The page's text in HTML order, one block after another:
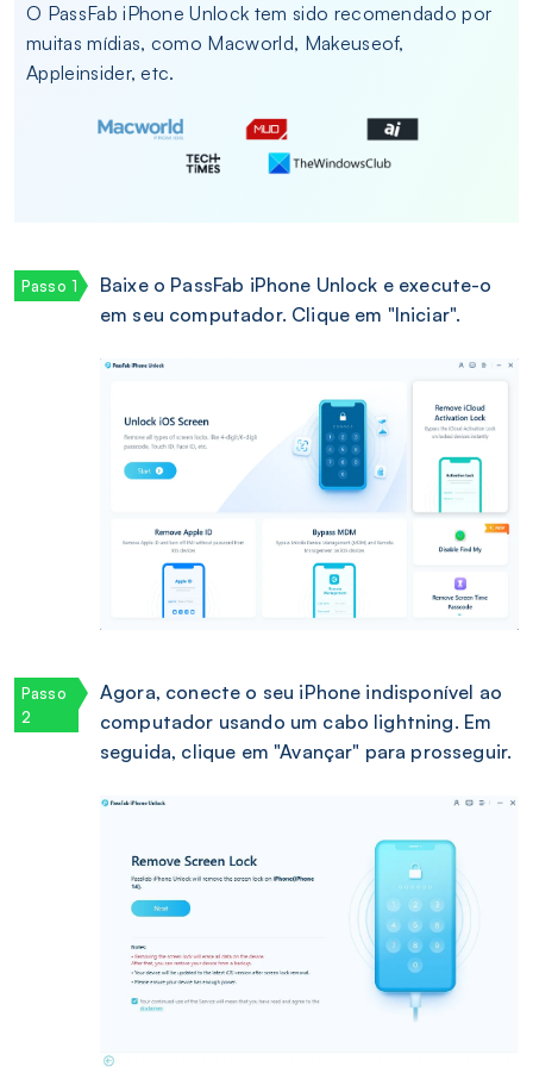
O PassFab iPhone Unlock tem sido recomendado por
muitas mídias, como Macworld, Makeuseof,
Appleinsider, etc.
Baixe o PassFab iPhone Unlock e execute-o
em seu computador. Clique em "Iniciar".
Agora, conecte o seu iPhone indisponível ao
computador usando um cabo lightning. Em
seguida, clique em "Avançar" para prosseguir.